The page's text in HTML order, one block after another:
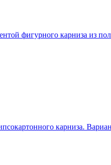
фигурного карниза из
карниза.